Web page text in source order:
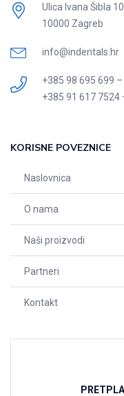
Ulica Ivana Šibla
10000 Zagreb
info@indentals.hr
+385 98 695 699 –
+385 91 617 7524
KORISNE POVEZNICE
Naslovnica
O nama
Naši proizvodi
Partneri
Kontakt